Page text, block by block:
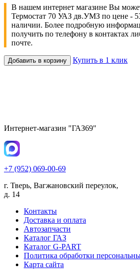
В нашем интернет магазине Вы
Термостат 70 УАЗ дв.УМЗ по цене -
наличии. Более подробную
получить по телефону в контактах
почте.
Добавить в корзину Купить в 1 клик
Интернет-магазин "ГАЗ69"
+7 (952) 069-00-69
г. Тверь, Вагжановский переулок,
д. 14
Контакты
Доставка и оплата
Автозапчасти
Каталог ГАЗ
Каталог G-PART
Политика обработки
Карта сайта